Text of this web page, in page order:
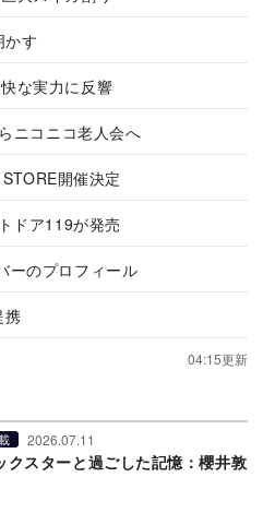
かす
な実力に反響
ニコニコ老人会へ
開催決定
ドア119が発売
ーのプロフィール
携
04:15更新
2026.07.11
クスターと過ごした記憶：櫻井敦